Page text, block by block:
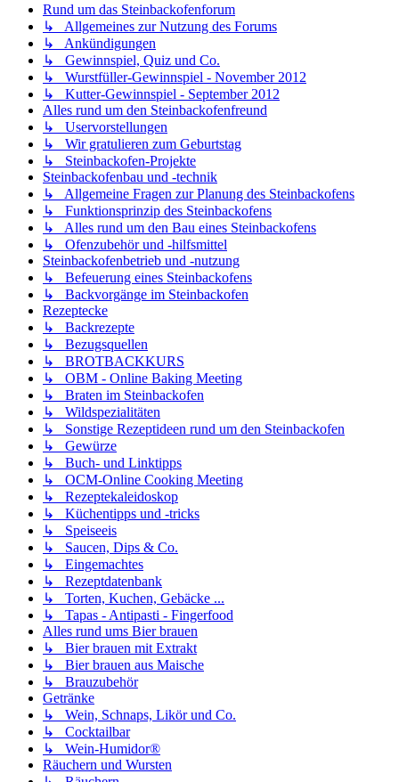
Rund um das Steinbackofenforum
↳ Allgemeines zur Nutzung des Forums
↳ Ankündigungen
↳ Gewinnspiel, Quiz und Co.
↳ Wurstfüller-Gewinnspiel - November 2012
↳ Kutter-Gewinnspiel - September 2012
Alles rund um den Steinbackofenfreund
↳ Uservorstellungen
↳ Wir gratulieren zum Geburtstag
↳ Steinbackofen-Projekte
Steinbackofenbau und -technik
↳ Allgemeine Fragen zur Planung des Steinbackofens
↳ Funktionsprinzip des Steinbackofens
↳ Alles rund um den Bau eines Steinbackofens
↳ Ofenzubehör und -hilfsmittel
Steinbackofenbetrieb und -nutzung
↳ Befeuerung eines Steinbackofens
↳ Backvorgänge im Steinbackofen
Rezeptecke
↳ Backrezepte
↳ Bezugsquellen
↳ BROTBACKKURS
↳ OBM - Online Baking Meeting
↳ Braten im Steinbackofen
↳ Wildspezialitäten
↳ Sonstige Rezeptideen rund um den Steinbackofen
↳ Gewürze
↳ Buch- und Linktipps
↳ OCM-Online Cooking Meeting
↳ Rezeptekaleidoskop
↳ Küchentipps und -tricks
↳ Speiseeis
↳ Saucen, Dips & Co.
↳ Eingemachtes
↳ Rezeptdatenbank
↳ Torten, Kuchen, Gebäcke ...
↳ Tapas - Antipasti - Fingerfood
Alles rund ums Bier brauen
↳ Bier brauen mit Extrakt
↳ Bier brauen aus Maische
↳ Brauzubehör
Getränke
↳ Wein, Schnaps, Likör und Co.
↳ Cocktailbar
↳ Wein-Humidor®
Räuchern und Wursten